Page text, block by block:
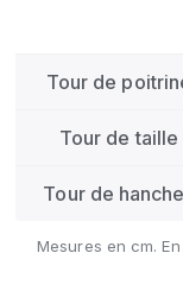
Tour de
Tour de taille
Tour de
Mesures en cm.